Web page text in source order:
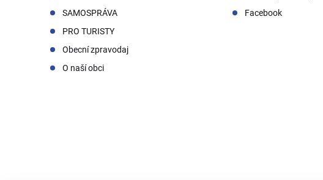
SAMOSPRÁVA
PRO TURISTY
Obecní zpravodaj
O naší obci
Facebook